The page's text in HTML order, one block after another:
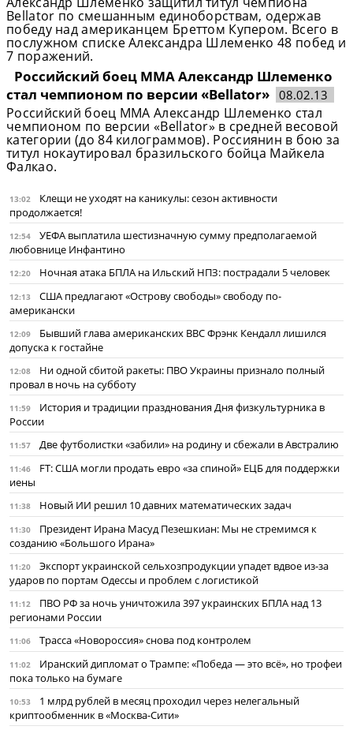
Bellator по смешанным единоборствам, одержав
победу над американцем Бреттом Купером. Всего в
послужном списке Александра Шлеменко 48 побед и
7 поражений.
Российский боец MMA Александр Шлеменко
стал чемпионом по версии «Bellator» 08.02.13
Российский боец MMA Александр Шлеменко стал
чемпионом по версии «Bellator» в средней весовой
категории (до 84 килограммов). Россиянин в бою за
титул нокаутировал бразильского бойца Майкела
Фалкао.
13:02
Клещи не уходят на каникулы: сезон активности
продолжается!
12:54
УЕФА выплатила шестизначную сумму предполагаемой
любовнице Инфантино
12:20 Ночная атака БПЛА на Ильский НПЗ: пострадали 5 человек
12:13
США предлагают «Острову свободы» свободу по-
американски
12:09
Бывший глава американских ВВС Фрэнк Кендалл лишился
допуска к гостайне
12:08
Ни одной сбитой ракеты: ПВО Украины признало полный
провал в ночь на субботу
11:59
История и традиции празднования Дня физкультурника в
России
11:57 Две футболистки «забили» на родину и сбежали в Австралию
11:46
FT: США могли продать евро «за спиной» ЕЦБ для поддержки
иены
11:38 Новый ИИ решил 10 давних математических задач
11:30
Президент Ирана Масуд Пезешкиан: Мы не стремимся к
созданию «Большого Ирана»
11:20
Экспорт украинской сельхозпродукции упадет вдвое из-за
ударов по портам Одессы и проблем с логистикой
11:12
ПВО РФ за ночь уничтожила 397 украинских БПЛА над 13
регионами России
11:06 Трасса «Новороссия» снова под контролем
11:02
Иранский дипломат о Трампе: «Победа — это всё», но трофеи
пока только на бумаге
10:53
1 млрд рублей в месяц проходил через нелегальный
криптообменник в «Москва-Сити»